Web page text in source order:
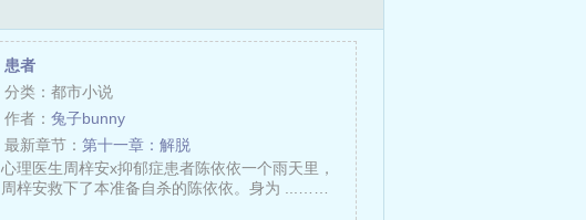
患者
分类：都市小说
作者： 兔子bunny
最新章节： 第十一章：解脱
心理医生周梓安x抑郁症患者陈依依一个雨天里，
周梓安救下了本准备自杀的陈依依。身为 ...……